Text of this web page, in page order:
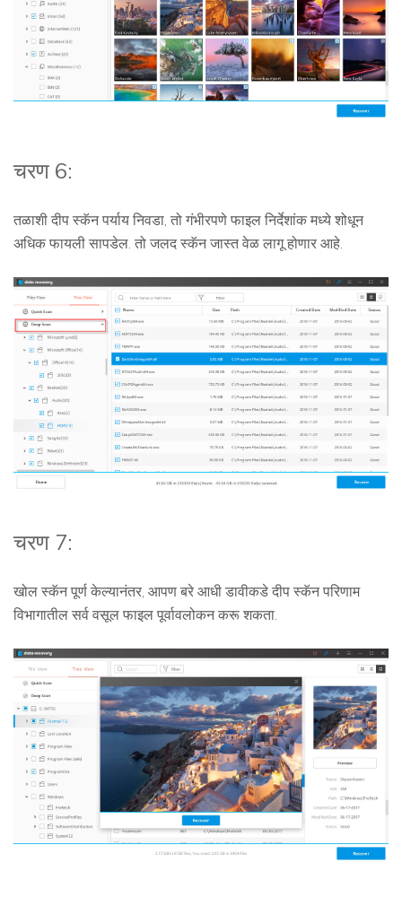
चरण 6:
तळाशी दीप स्कॅन पर्याय निवडा, तो गंभीरपणे फाइल निर्देशांक मध्ये शोधून
अधिक फायली सापडेल. तो जलद स्कॅन जास्त वेळ लागू होणार आहे.
चरण 7:
खोल स्कॅन पूर्ण केल्यानंतर, आपण बरे आधी डावीकडे दीप स्कॅन परिणाम
विभागातील सर्व वसूल फाइल पूर्वावलोकन करू शकता.